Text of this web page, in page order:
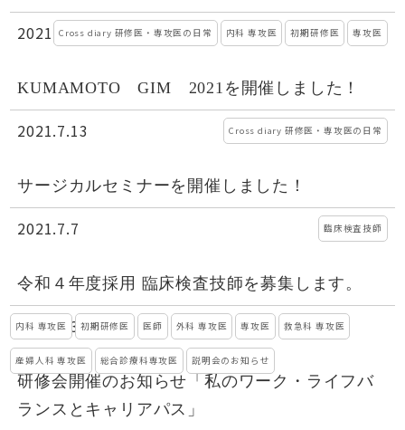
Cross diary 研修医・専攻医の日常 内科 専攻医 初期研修医 専攻医
2021.7.13
KUMAMOTO GIM 2021を開催しました！
Cross diary 研修医・専攻医の日常
2021.7.13
サージカルセミナーを開催しました！
臨床検査技師
2021.7.7
令和４年度採用 臨床検査技師を募集します。
内科 専攻医 初期研修医 医師 外科 専攻医 専攻医 救急科 専攻医
産婦人科 専攻医 総合診療科専攻医 説明会のお知らせ
2021.6.30
研修会開催のお知らせ「私のワーク・ライフバ
ランスとキャリアパス」